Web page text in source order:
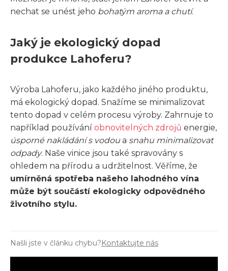
nechat se unést jeho bohatým aroma a chutí.
Jaký je ekologický dopad
produkce Lahoferu?
Výroba Lahoferu, jako každého jiného produktu,
má ekologický dopad. Snažíme se minimalizovat
tento dopad v celém procesu výroby. Zahrnuje to
například používání obnovitelných zdrojů energie,
úsporné nakládání s vodou a snahu minimalizovat
odpady. Naše vinice jsou také spravovány s
ohledem na přírodu a udržitelnost. Věříme, že
umírněná spotřeba našeho lahodného vína
může být součástí ekologicky odpovědného
životního stylu.
Našli jste v článku chybu?Kontaktujte nás